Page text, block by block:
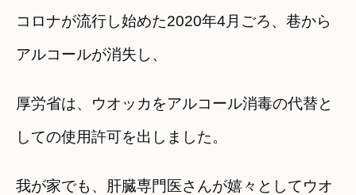
コロナが流行し始めた2020年4月ごろ、巷から
アルコールが消失し、
厚労省は、ウオッカをアルコール消毒の代替と
しての使用許可を出しました。
我が家でも、肝臓専門医さんが嬉々としてウオ